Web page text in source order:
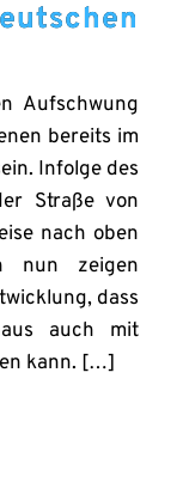
Aufschwung
bereits im
Infolge des
Straße von
nach oben
nun zeigen
dass
auch mit
kann. […]